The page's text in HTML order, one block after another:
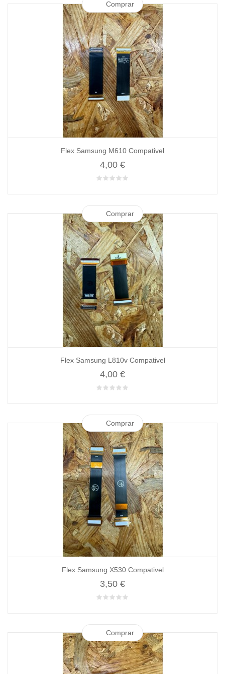
Comprar
Flex Samsung M610 Compativel
4,00 €
Comprar
Flex Samsung L810v Compativel
4,00 €
Comprar
Flex Samsung X530 Compativel
3,50 €
Comprar